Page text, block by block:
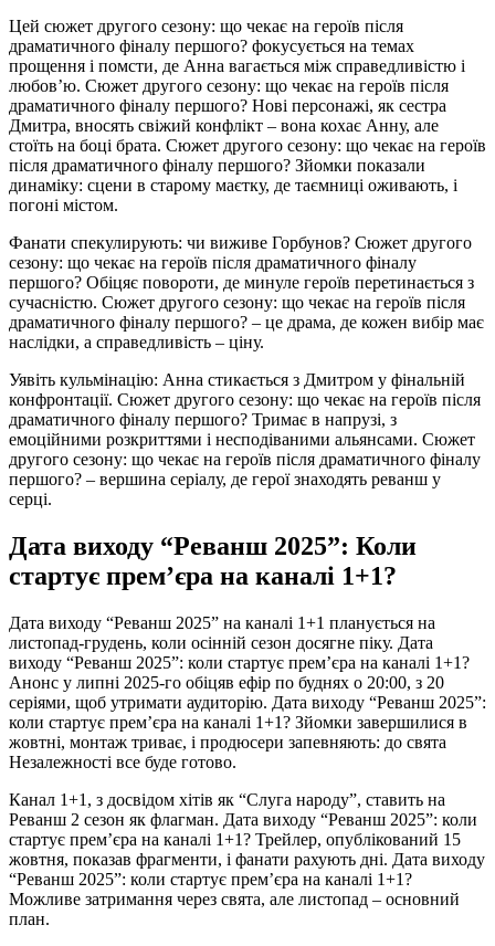
Цей сюжет другого сезону: що чекає на героїв після
драматичного фіналу першого? фокусується на темах
прощення і помсти, де Анна вагається між справедливістю і
любов’ю. Сюжет другого сезону: що чекає на героїв після
драматичного фіналу першого? Нові персонажі, як сестра
Дмитра, вносять свіжий конфлікт – вона кохає Анну, але
стоїть на боці брата. Сюжет другого сезону: що чекає на героїв
після драматичного фіналу першого? Зйомки показали
динаміку: сцени в старому маєтку, де таємниці оживають, і
погоні містом.
Фанати спекулирують: чи виживе Горбунов? Сюжет другого
сезону: що чекає на героїв після драматичного фіналу
першого? Обіцяє повороти, де минуле героїв перетинається з
сучасністю. Сюжет другого сезону: що чекає на героїв після
драматичного фіналу першого? – це драма, де кожен вибір має
наслідки, а справедливість – ціну.
Уявіть кульмінацію: Анна стикається з Дмитром у фінальній
конфронтації. Сюжет другого сезону: що чекає на героїв після
драматичного фіналу першого? Тримає в напрузі, з
емоційними розкриттями і несподіваними альянсами. Сюжет
другого сезону: що чекає на героїв після драматичного фіналу
першого? – вершина серіалу, де герої знаходять реванш у
серці.
Дата виходу “Реванш 2025”: Коли
стартує прем’єра на каналі 1+1?
Дата виходу “Реванш 2025” на каналі 1+1 планується на
листопад-грудень, коли осінній сезон досягне піку. Дата
виходу “Реванш 2025”: коли стартує прем’єра на каналі 1+1?
Анонс у липні 2025-го обіцяв ефір по буднях о 20:00, з 20
серіями, щоб утримати аудиторію. Дата виходу “Реванш 2025”:
коли стартує прем’єра на каналі 1+1? Зйомки завершилися в
жовтні, монтаж триває, і продюсери запевняють: до свята
Незалежності все буде готово.
Канал 1+1, з досвідом хітів як “Слуга народу”, ставить на
Реванш 2 сезон як флагман. Дата виходу “Реванш 2025”: коли
стартує прем’єра на каналі 1+1? Трейлер, опублікований 15
жовтня, показав фрагменти, і фанати рахують дні. Дата виходу
“Реванш 2025”: коли стартує прем’єра на каналі 1+1?
Можливе затримання через свята, але листопад – основний
план.